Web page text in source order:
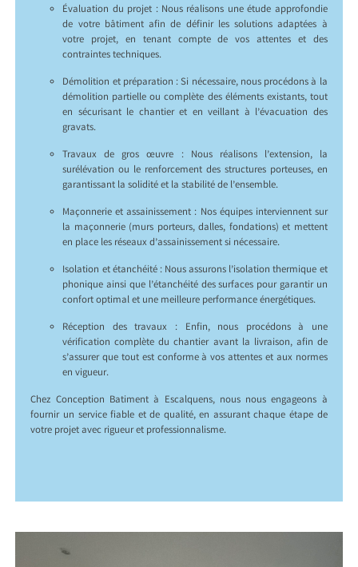
Évaluation du projet : Nous réalisons une étude approfondie
de votre bâtiment afin de définir les solutions adaptées à
votre projet, en tenant compte de vos attentes et des
contraintes techniques.
Démolition et préparation : Si nécessaire, nous procédons à la
démolition partielle ou complète des éléments existants, tout
en sécurisant le chantier et en veillant à l’évacuation des
gravats.
Travaux de gros œuvre : Nous réalisons l’extension, la
surélévation ou le renforcement des structures porteuses, en
garantissant la solidité et la stabilité de l’ensemble.
Maçonnerie et assainissement : Nos équipes interviennent sur
la maçonnerie (murs porteurs, dalles, fondations) et mettent
en place les réseaux d’assainissement si nécessaire.
Isolation et étanchéité : Nous assurons l’isolation thermique et
phonique ainsi que l’étanchéité des surfaces pour garantir un
confort optimal et une meilleure performance énergétiques.
Réception des travaux : Enfin, nous procédons à une
vérification complète du chantier avant la livraison, afin de
s’assurer que tout est conforme à vos attentes et aux normes
en vigueur.
Chez Conception Batiment à Escalquens, nous nous engageons à
fournir un service fiable et de qualité, en assurant chaque étape de
votre projet avec rigueur et professionnalisme.